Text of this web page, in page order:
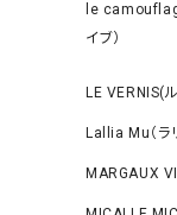
le
イブ）
LE VERNIS(
Lallia Mu（ラ
MARGAUX